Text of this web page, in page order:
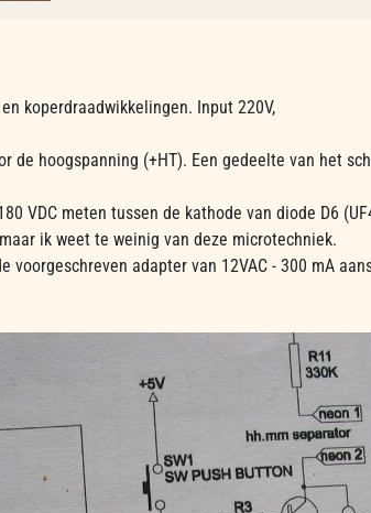
koperdraadwikkelingen. Input 220V,
de hoogspanning (+HT). Een gedeelte van het
VDC meten tussen de kathode van diode D6
ik weet te weinig van deze microtechniek.
voorgeschreven adapter van 12VAC - 300 mA